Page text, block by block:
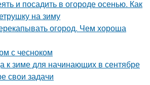
и посадить в огороде осенью. Как
на зиму
огород. Чем хороша
с чесноком
к зиме для начинающих в сентябре
свои задачи